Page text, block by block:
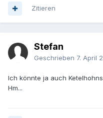
Zitieren
Stefan
Geschrieben 7. April
Ich könnte ja auch
Hm...